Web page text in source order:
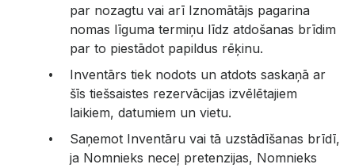
par nozagtu vai arī Iznomātājs pagarina
nomas līguma termiņu līdz atdošanas brīdim
par to piestādot papildus rēķinu.
Inventārs tiek nodots un atdots saskaņā ar
šīs tiešsaistes rezervācijas izvēlētajiem
laikiem, datumiem un vietu.
Saņemot Inventāru vai tā uzstādīšanas brīdī,
ja Nomnieks neceļ pretenzijas, Nomnieks